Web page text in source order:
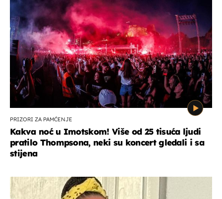
PRIZORI ZA PAMĆENJE
Kakva noć u Imotskom! Više od 25 tisuća ljudi
pratilo Thompsona, neki su koncert gledali i sa
stijena